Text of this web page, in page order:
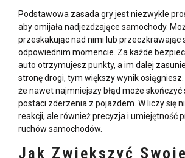
Podstawowa zasada gry jest niezwykle
aby omijała nadjeżdżające samochody.
przeskakując nad nimi lub przeczkrawając
odpowiednim momencie. Za każde
auto otrzymujesz punkty, a im dalej
stronę drogi, tym większy wynik
że nawet najmniejszy błąd może
postaci zderzenia z pojazdem. W liczy się
reakcji, ale również precyzja i umiejętność
ruchów samochodów.
Jak Zwiększyć